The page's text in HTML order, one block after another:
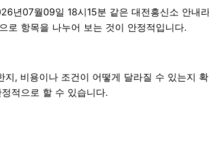
년07월09일 18시15분 같은 대전흥신소 안내
로 항목을 나누어 보는 것이 안정적입니다.
, 비용이나 조건이 어떻게 달라질 수 있는지
적으로 할 수 있습니다.